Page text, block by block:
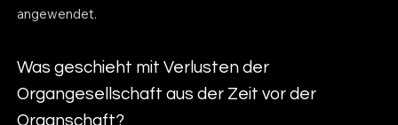
angewendet.
Was geschieht mit Verlusten der
Organgesellschaft aus der Zeit vor der
Organschaft?